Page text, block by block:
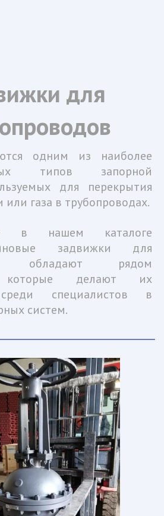
для
одним из наиболее
типов запорной
для перекрытия
или газа в трубопроводах.
в нашем каталоге
задвижки для
обладают рядом
которые делают их
специалистов в
систем.